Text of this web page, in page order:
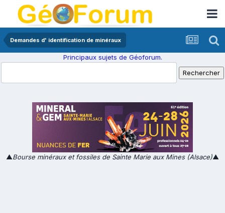
Demandes d' identification de minéraux
Principaux sujets de Géoforum.
▲Bourse minéraux et fossiles de Sainte Marie aux Mines (Alsace)▲